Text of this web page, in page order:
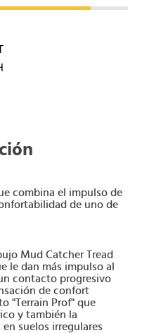
combina el impulso de
de uno de
Mud Catcher Tread
le dan más impulso al
contacto progresivo
de confort
"Terrain Prof" que
y también la
suelos irregulares